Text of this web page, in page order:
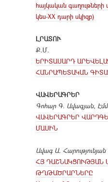
հայկական գաղութների
կես-XX դարի սկիզբ)
ԼՐԱՏՈՒ
Ք.Մ.
ԵՐԻՏԱՍԱՐԴ
ՀԱՆՐԱՊԵՏԱԿԱՆ
ՎԱՎԵՐԱԳՐԵՐ
Գոհար Գ. Ավագյան,
ՎԱՎԵՐԱԳՐԵՐ
ՄԱՍԻՆ
Ավագ Ա. Հարությունյան
ՀՅ ԴԱՇՆԱԿՑՈՒԹՅԱՆ
ԹՂԹԱԾՐԱՐՆԵՐԸ